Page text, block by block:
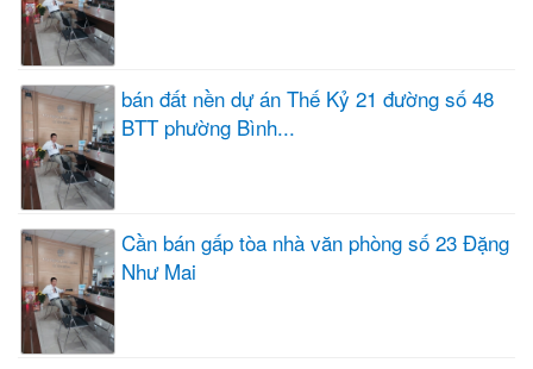
bán đất nền dự án Thế Kỷ 21 đường số 48
BTT phường Bình...
Cần bán gấp tòa nhà văn phòng số 23 Đặng
Như Mai